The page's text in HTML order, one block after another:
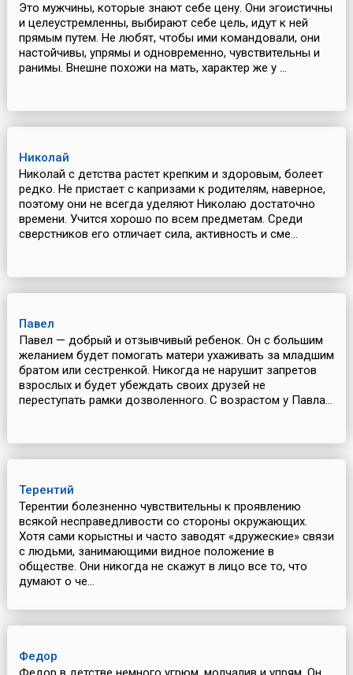
Это мужчины, которые знают себе цену. Они эгоистичны
и целеустремленны, выбирают себе цель, идут к ней
прямым путем. Не любят, чтобы ими командовали, они
настойчивы, упрямы и одновременно, чувствительны и
ранимы. Внешне похожи на мать, характер же у ...
Николай
Николай с детства растет крепким и здоровым, болеет
редко. Не пристает с капризами к родителям, наверное,
поэтому они не всегда уделяют Николаю достаточно
времени. Учится хорошо по всем предметам. Среди
сверстников его отличает сила, активность и сме...
Павел
Павел — добрый и отзывчивый ребенок. Он с большим
желанием будет помогать матери ухаживать за младшим
братом или сестренкой. Никогда не нарушит запретов
взрослых и будет убеждать своих друзей не
переступать рамки дозволенного. С возрастом у Павла...
Терентий
Терентии болезненно чувствительны к проявлению
всякой несправедливости со стороны окружающих.
Хотя сами корыстны и часто заводят «дружеские» связи
с людьми, занимающими видное положение в
обществе. Они никогда не скажут в лицо все то, что
думают о че...
Федор